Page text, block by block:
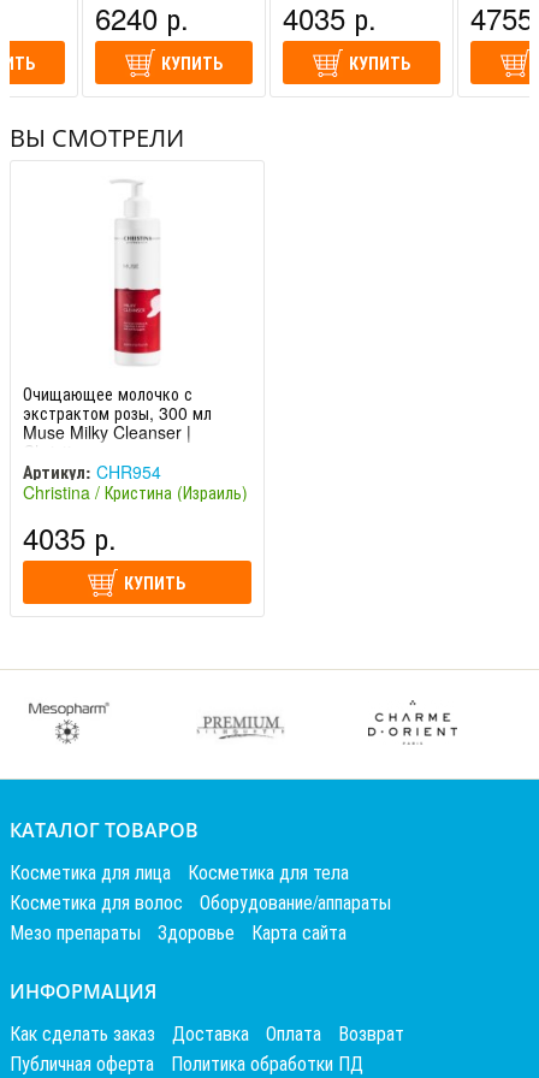
6240 р.
КУПИТЬ
4035 р.
КУПИТЬ
ВЫ СМОТРЕЛИ
Очищающее молочко с
экстрактом розы, 300 мл
Muse Milky Cleanser |
Christina
Артикул: CHR954
Christina / Кристина (Израиль)
4035 р.
КУПИТЬ
КАТАЛОГ ТОВАРОВ
Косметика для лица
Косметика для тела
Косметика для волос
Оборудование/аппараты
Мезо препараты
Здоровье Карта сайта
ИНФОРМАЦИЯ
Как сделать заказ Доставка Оплата
Возврат
Публичная оферта
Политика обработки ПД